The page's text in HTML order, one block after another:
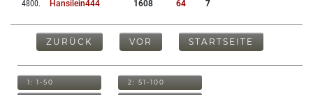
4800. Hansilein444 1608 64 7
ZURÜCK VOR STARTSEITE
1: 1-50 2: 51-100